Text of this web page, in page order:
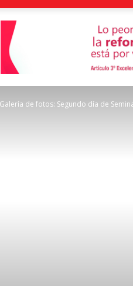
Galería de fotos: Segundo día de